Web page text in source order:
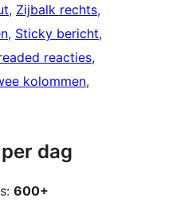
, Zijbalk rechts
, Sticky bericht
reacties
kolommen
dag
600+